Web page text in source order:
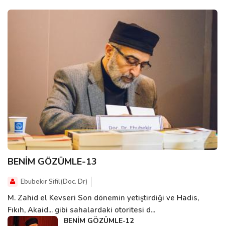
BENİM GÖZÜMLE-13
Ebubekir Sifil(Doc. Dr)
M. Zahid el Kevseri Son dönemin yetiştirdiği ve Hadis,
Fıkıh, Akaid... gibi sahalardaki otoritesi d...
BENİM GÖZÜMLE-12